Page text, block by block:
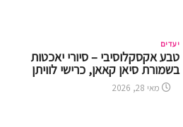
יעדים
טבע אקסקלוסיבי – סיורי יאכטות
בשמורת סיאן קאאן, כרישי לוויתן
מאי 28, 2026